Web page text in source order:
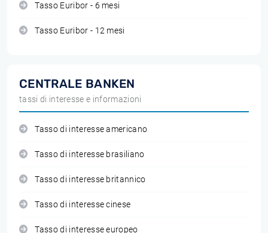
Tasso Euribor - 6 mesi
Tasso Euribor - 12 mesi
CENTRALE BANKEN
tassi di interesse e informazioni
Tasso di interesse americano
Tasso di interesse brasiliano
Tasso di interesse britannico
Tasso di interesse cinese
Tasso di interesse europeo